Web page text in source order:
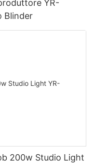
YR-
Blinder
200w Studio Light